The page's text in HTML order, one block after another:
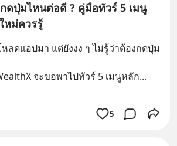
ดปุ่มไหนต่อดี ? คู่มือทัวร์ 5 เมนู
หม่ควรรู้
ลดแอปมา แต่ยังงง ๆ ไม่รู้ว่าต้องกดปุ่ม
จะขอพาไปทัวร์ 5 เมนูหลัก
5